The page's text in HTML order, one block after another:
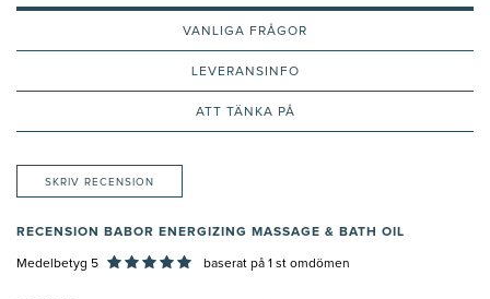
VANLIGA FRÅGOR
LEVERANSINFO
ATT TÄNKA PÅ
SKRIV RECENSION
RECENSION BABOR ENERGIZING MASSAGE & BATH OIL
Medelbetyg 5 baserat på 1 st omdömen